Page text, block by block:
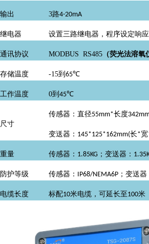
输出 3路4-20mA
继电器 设置三路继电器，程序设定响
通讯协议 MODBUS RS485 （荧光法溶氧
存储温度 -15到 65℃
工作温度 0到 45℃
尺寸
传感器：直径55mm*长度
变送器： 145*125*162mm(长*宽
重量 传感器： 1.85KG ；变送器：
防护等级 传感器： IP68/NEMA6P ；变送器
电缆长度 标配10米电缆，可延长至 100米